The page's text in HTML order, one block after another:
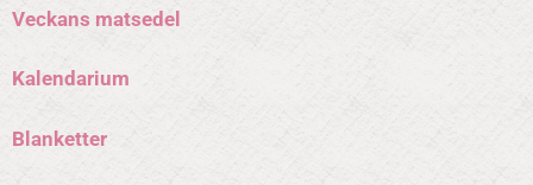
Veckans matsedel
Kalendarium
Blanketter